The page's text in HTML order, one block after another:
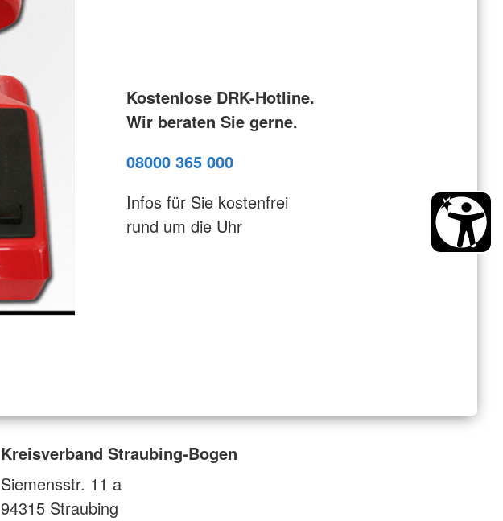
Kostenlose DRK-Hotline.
Wir beraten Sie gerne.
08000 365 000
Infos für Sie kostenfrei
rund um die Uhr
Kreisverband Straubing-Bogen
Siemensstr. 11 a
94315 Straubing